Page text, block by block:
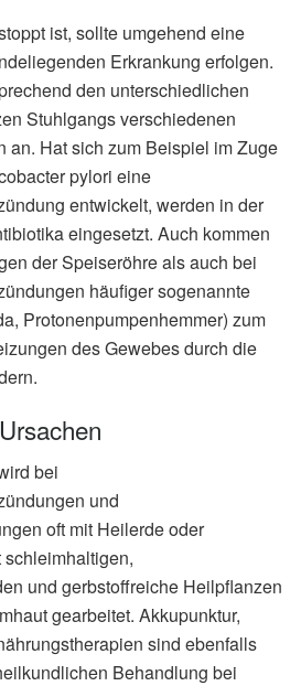
ist, sollte umgehend eine
Erkrankung erfolgen.
den unterschiedlichen
Stuhlgangs verschiedenen
an. Hat sich zum Beispiel im Zuge
pylori eine
entwickelt, werden in der
eingesetzt. Auch kommen
der Speiseröhre als auch bei
häufiger sogenannte
Protonenpumpenhemmer) zum
des Gewebes durch die
bei
und
oft mit Heilerde oder
und gerbstoffreiche Heilpflanzen
gearbeitet. Akkupunktur,
sind ebenfalls
Behandlung bei